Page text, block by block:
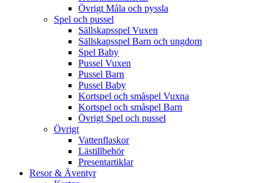
Övrigt Måla och pyssla
Spel och pussel
Sällskapsspel Vuxen
Sällskapsspel Barn och ungdom
Spel Baby
Pussel Vuxen
Pussel Barn
Pussel Baby
Kortspel och småspel Vuxna
Kortspel och småspel Barn
Övrigt Spel och pussel
Övrigt
Vattenflaskor
Lästillbehör
Presentartiklar
Resor & Äventyr